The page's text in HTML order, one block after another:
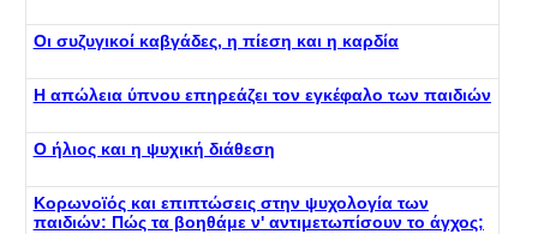
Οι συζυγικοί καβγάδες, η πίεση και η καρδία
Η απώλεια ύπνου επηρεάζει τον εγκέφαλο των παιδιών
Ο ήλιος και η ψυχική διάθεση
Κορωνοϊός και επιπτώσεις στην ψυχολογία των
παιδιών: Πώς τα βοηθάμε ν' αντιμετωπίσουν το άγχος;